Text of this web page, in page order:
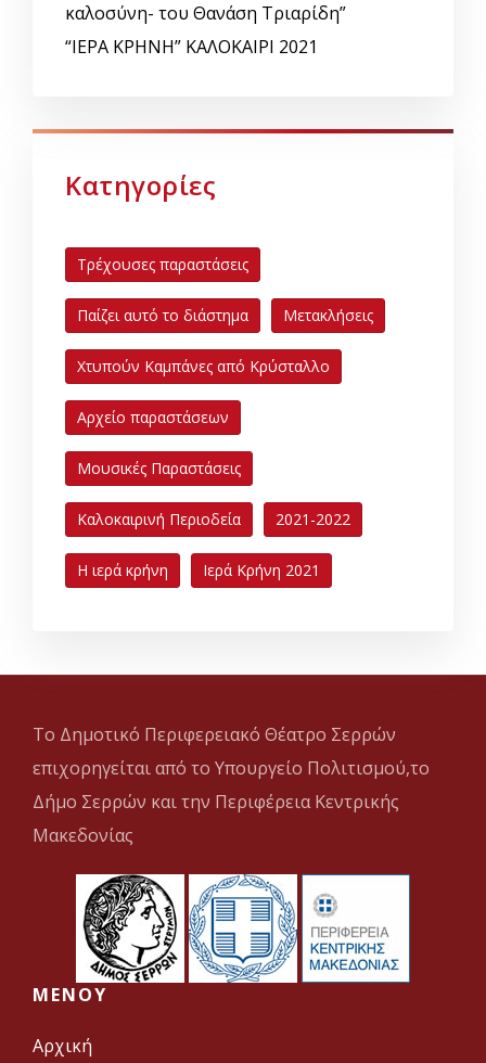
καλοσύνη- του Θανάση Τριαρίδη”
“ΙΕΡΑ ΚΡΗΝΗ” ΚΑΛΟΚΑΙΡΙ 2021
Κατηγορίες
Τρέχουσες παραστάσεις
Παίζει αυτό το διάστημα Μετακλήσεις
Χτυπούν Καμπάνες από Κρύσταλλο
Αρχείο παραστάσεων
Μουσικές Παραστάσεις
Καλοκαιρινή Περιοδεία 2021-2022
Η ιερά κρήνη Ιερά Κρήνη 2021
Το Δημοτικό Περιφερειακό Θέατρο Σερρών
επιχορηγείται από το Υπουργείο Πολιτισμού,το
Δήμο Σερρών και την Περιφέρεια Κεντρικής
Μακεδονίας
MENOY
Αρχική